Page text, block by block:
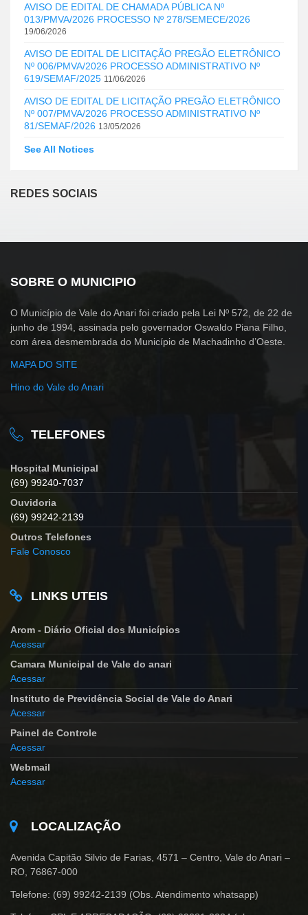
AVISO DE EDITAL DE CHAMADA PÚBLICA Nº
013/PMVA/2026 PROCESSO Nº 278/SEMECE/2026
19/06/2026
AVISO DE EDITAL DE LICITAÇÃO PREGÃO ELETRÔNICO
Nº 006/PMVA/2026 PROCESSO ADMINISTRATIVO Nº
619/SEMAF/2025 11/06/2026
AVISO DE EDITAL DE LICITAÇÃO PREGÃO ELETRÔNICO
Nº 007/PMVA/2026 PROCESSO ADMINISTRATIVO Nº
81/SEMAF/2026 13/05/2026
See All Notices
REDES SOCIAIS
SOBRE O MUNICIPIO
O Município de Vale do Anari foi criado pela Lei Nº 572, de 22 de
junho de 1994, assinada pelo governador Oswaldo Piana Filho,
com área desmembrada do Município de Machadinho d’Oeste.
MAPA DO SITE
Hino do Vale do Anari
TELEFONES
Hospital Municipal
(69) 99240-7037
Ouvidoria
(69) 99242-2139
Outros Telefones
Fale Conosco
LINKS UTEIS
Arom - Diário Oficial dos Municípios
Acessar
Camara Municipal de Vale do anari
Acessar
Instituto de Previdência Social de Vale do Anari
Acessar
Painel de Controle
Acessar
Webmail
Acessar
LOCALIZAÇÃO
Avenida Capitão Silvio de Farias, 4571 – Centro, Vale do Anari –
RO, 76867-000
Telefone: (69) 99242-2139 (Obs. Atendimento whatsapp)